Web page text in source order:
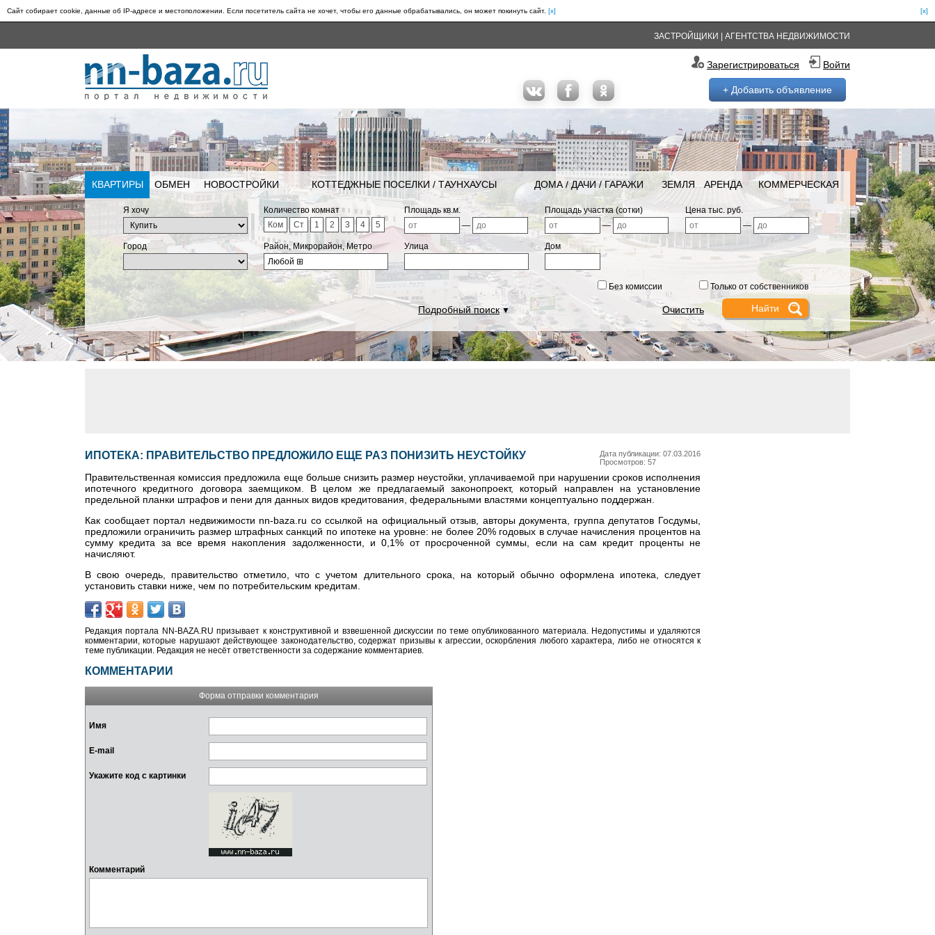
Сайт собирает cookie, данные об IP-адресе и местоположении. Если посетитель сайта не хочет, чтобы его данные обрабатывались, он может покинуть сайт. [x]
[x]
ЗАСТРОЙЩИКИ АГЕНТСТВА НЕДВИЖИМОСТИ
Зарегистрироваться Войти
+ Добавить объявление
КВАРТИРЫ ОБМЕН НОВОСТРОЙКИ КОТТЕДЖНЫЕ ПОСЕЛКИ / ТАУНХАУСЫ ДОМА / ДАЧИ / ГАРАЖИ ЗЕМЛЯ АРЕНДА КОММЕРЧЕСКАЯ
Я хочу
Количество комнат
Ком
Ст 1 2 3 4 5
Площадь кв.м.
—
Площадь участка (сотки)
—
Цена тыс. руб.
—
Город
Район, Микрорайон, Метро
Любой ⊞
Улица Дом
Без комиссии Только от собственников
Подробный поиск▼ Очистить
Дата публикации: 07.03.2016
Просмотров: 57
ИПОТЕКА: ПРАВИТЕЛЬСТВО ПРЕДЛОЖИЛО ЕЩЕ РАЗ ПОНИЗИТЬ НЕУСТОЙКУ
Правительственная комиссия предложила еще больше снизить размер неустойки, уплачиваемой при нарушении сроков исполнения
ипотечного кредитного договора заемщиком. В целом же предлагаемый законопроект, который направлен на установление
предельной планки штрафов и пени для данных видов кредитования, федеральными властями концептуально поддержан.
Как сообщает портал недвижимости nn-baza.ru со ссылкой на официальный отзыв, авторы документа, группа депутатов Госдумы,
предложили ограничить размер штрафных санкций по ипотеке на уровне: не более 20% годовых в случае начисления процентов на
сумму кредита за все время накопления задолженности, и 0,1% от просроченной суммы, если на сам кредит проценты не
начисляют.
В свою очередь, правительство отметило, что с учетом длительного срока, на который обычно оформлена ипотека, следует
установить ставки ниже, чем по потребительским кредитам.
Редакция портала NN-BAZA.RU призывает к конструктивной и взвешенной дискуссии по теме опубликованного материала. Недопустимы и удаляются
комментарии, которые нарушают действующее законодательство, содержат призывы к агрессии, оскорбления любого характера, либо не относятся к
теме публикации. Редакция не несёт ответственности за содержание комментариев.
КОММЕНТАРИИ
Форма отправки комментария
Имя
E-mail
Укажите код с картинки
Комментарий